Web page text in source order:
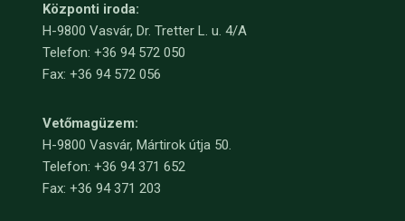
Központi iroda:
H-9800 Vasvár, Dr. Tretter L. u. 4/A
Telefon: +36 94 572 050
Fax: +36 94 572 056
Vetőmagüzem:
H-9800 Vasvár, Mártirok útja 50.
Telefon: +36 94 371 652
Fax: +36 94 371 203